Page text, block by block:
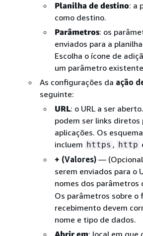
Planilha de destino: a
como destino.
Parâmetros: os
enviados para a
Escolha o ícone de
um parâmetro
As configurações da ação
seguinte:
URL: o URL a ser
podem ser links diretos
aplicações. Os
incluem https , http
+ (Valores) —
serem enviados para o
nomes dos parâmetros
Os parâmetros sobre o
recebimento devem
nome e tipo de dados.
Abrir em: local em que